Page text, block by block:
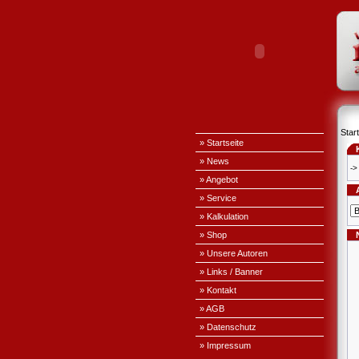
» Startseite
» News
» Angebot
» Service
» Kalkulation
» Shop
» Unsere Autoren
» Links / Banner
» Kontakt
» AGB
» Datenschutz
» Impressum
->